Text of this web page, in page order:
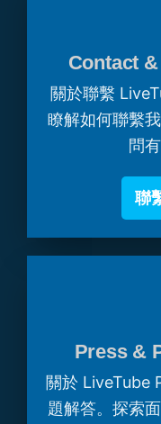
Contact
關於聯繫
瞭解如何聯繫
問
聯
Press &
關於 LiveTube
題解答。探索